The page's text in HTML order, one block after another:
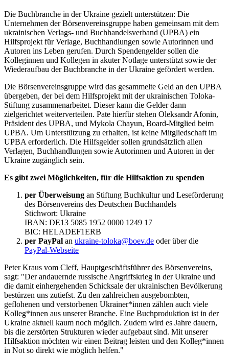
Die Buchbranche in der Ukraine gezielt unterstützen: Die
Unternehmen der Börsenvereinsgruppe haben gemeinsam mit dem
ukrainischen Verlags- und Buchhandelsverband (UPBA) ein
Hilfsprojekt für Verlage, Buchhandlungen sowie Autorinnen und
Autoren ins Leben gerufen. Durch Spendengelder sollen die
Kolleginnen und Kollegen in akuter Notlage unterstützt sowie der
Wiederaufbau der Buchbranche in der Ukraine gefördert werden.
Die Börsenvereinsgruppe wird das gesammelte Geld an den UPBA
übergeben, der bei dem Hilfsprojekt mit der ukrainischen Toloka-
Stiftung zusammenarbeitet. Dieser kann die Gelder dann
zielgerichtet weiterverteilen. Pate hierfür stehen Oleksandr Afonin,
Präsident des UPBA, und Mykola Chayun, Board-Mitglied beim
UPBA. Um Unterstützung zu erhalten, ist keine Mitgliedschaft im
UPBA erforderlich. Die Hilfsgelder sollen grundsätzlich allen
Verlagen, Buchhandlungen sowie Autorinnen und Autoren in der
Ukraine zugänglich sein.
Es gibt zwei Möglichkeiten, für die Hilfsaktion zu spenden
per Überweisung an Stiftung Buchkultur und Leseförderung
des Börsenvereins des Deutschen Buchhandels
Stichwort: Ukraine
IBAN: DE13 5085 1952 0000 1249 17
BIC: HELADEF1ERB
per PayPal an ukraine-toloka@boev.de oder über die
PayPal-Webseite
Peter Kraus vom Cleff, Hauptgeschäftsführer des Börsenvereins,
sagt: "Der andauernde russische Angriffskrieg in der Ukraine und
die damit einhergehenden Schicksale der ukrainischen Bevölkerung
bestürzen uns zutiefst. Zu den zahlreichen ausgebombten,
geflohenen und verstorbenen Ukrainer*innen zählen auch viele
Kolleg*innen aus unserer Branche. Eine Buchproduktion ist in der
Ukraine aktuell kaum noch möglich. Zudem wird es Jahre dauern,
bis die zerstörten Strukturen wieder aufgebaut sind. Mit unserer
Hilfsaktion möchten wir einen Beitrag leisten und den Kolleg*innen
in Not so direkt wie möglich helfen."